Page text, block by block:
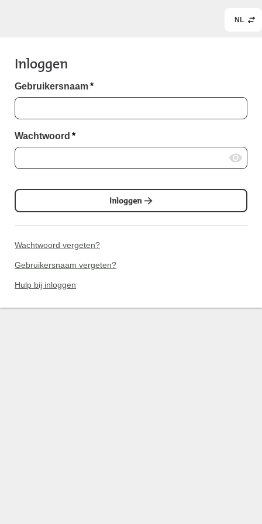
NL
Inloggen
Gebruikersnaam*
Wachtwoord *
Inloggen
Wachtwoord vergeten?
Gebruikersnaam vergeten?
Hulp bij inloggen